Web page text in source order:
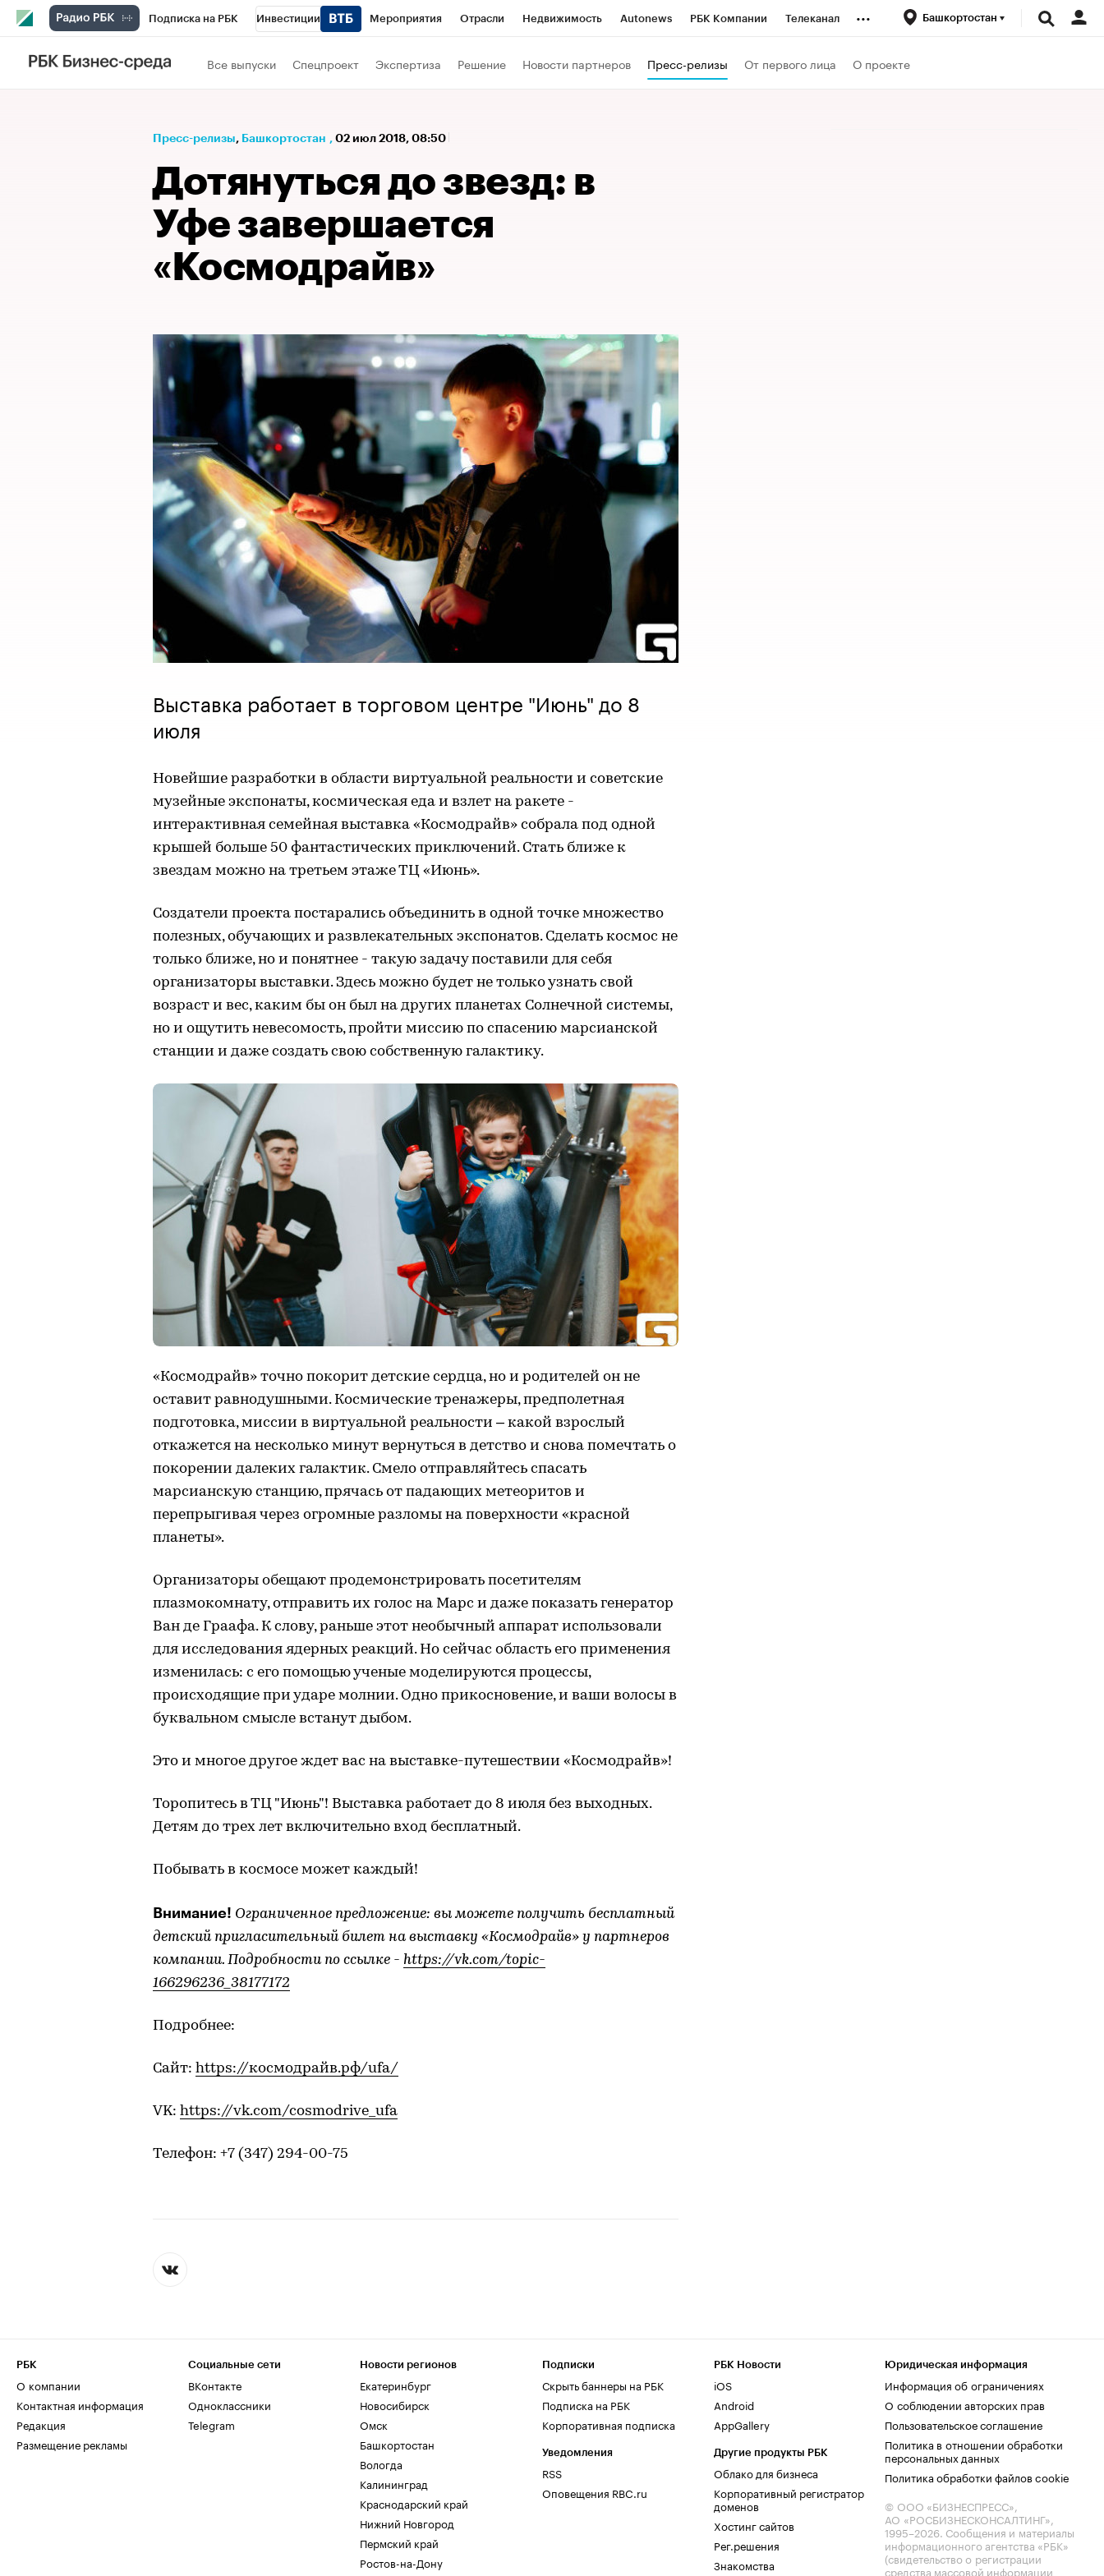
Подписка на РБК Инвестиции Мероприятия Отрасли Недвижимость Autonews РБК Компании Телеканал
РБК Вино
Проверка контрагентов
... Башкортостан
Все выпуски Спецпроект Экспертиза Решение Новости партнеров Пресс-релизы От первого лица О проекте
Пресс-релизы⁠, Башкортостан , 02 июл 2018, 08:50
Дотянуться до звезд: в
Уфе завершается
«Космодрайв»
Выставка работает в торговом центре "Июнь" до 8
июля
Новейшие разработки в области виртуальной реальности и советские
музейные экспонаты, космическая еда и взлет на ракете -
интерактивная семейная выставка «Космодрайв» собрала под одной
крышей больше 50 фантастических приключений. Стать ближе к
звездам можно на третьем этаже ТЦ «Июнь».
Создатели проекта постарались объединить в одной точке множество
полезных, обучающих и развлекательных экспонатов. Сделать космос не
только ближе, но и понятнее - такую задачу поставили для себя
организаторы выставки. Здесь можно будет не только узнать свой
возраст и вес, каким бы он был на других планетах Солнечной системы,
но и ощутить невесомость, пройти миссию по спасению марсианской
станции и даже создать свою собственную галактику.
«Космодрайв» точно покорит детские сердца, но и родителей он не
оставит равнодушными. Космические тренажеры, предполетная
подготовка, миссии в виртуальной реальности – какой взрослый
откажется на несколько минут вернуться в детство и снова помечтать о
покорении далеких галактик. Смело отправляйтесь спасать
марсианскую станцию, прячась от падающих метеоритов и
перепрыгивая через огромные разломы на поверхности «красной
планеты».
Организаторы обещают продемонстрировать посетителям
плазмокомнату, отправить их голос на Марс и даже показать генератор
Ван де Граафа. К слову, раньше этот необычный аппарат использовали
для исследования ядерных реакций. Но сейчас область его применения
изменилась: с его помощью ученые моделируются процессы,
происходящие при ударе молнии. Одно прикосновение, и ваши волосы в
буквальном смысле встанут дыбом.
Это и многое другое ждет вас на выставке-путешествии «Космодрайв»!
Торопитесь в ТЦ "Июнь"! Выставка работает до 8 июля без выходных.
Детям до трех лет включительно вход бесплатный.
Побывать в космосе может каждый!
Внимание! Ограниченное предложение: вы можете получить бесплатный
детский пригласительный билет на выставку «Космодрайв» у партнеров
компании. Подробности по ссылке - https://vk.com/topic-
166296236_38177172
Подробнее:
Сайт: https://космодрайв.рф/ufa/
VK: https://vk.com/cosmodrive_ufa
Телефон: +7 (347) 294-00-75
РБК
О компании
Контактная информация
Редакция
Размещение рекламы
Социальные сети
ВКонтакте
Одноклассники
Telegram
Новости регионов
Екатеринбург
Новосибирск
Омск
Башкортостан
Вологда
Калининград
Краснодарский край
Нижний Новгород
Пермский край
Ростов-на-Дону
Подписки
Скрыть баннеры на РБК
Подписка на РБК
Корпоративная подписка
Уведомления
RSS
Оповещения RBC.ru
РБК Новости
iOS
Android
AppGallery
Другие продукты РБК
Облако для бизнеса
Корпоративный регистратор
доменов
Хостинг сайтов
Рег.решения
Знакомства
Юридическая информация
Информация об ограничениях
О соблюдении авторских прав
Пользовательское соглашение
Политика в отношении обработки
персональных данных
Политика обработки файлов cookie
© ООО «БИЗНЕСПРЕСС»,
АО «РОСБИЗНЕСКОНСАЛТИНГ»,
1995–2026. Сообщения и материалы
информационного агентства «РБК»
(свидетельство о регистрации
средства массовой информации